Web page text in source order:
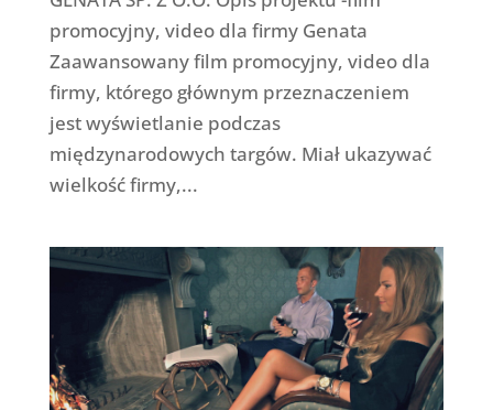
promocyjny, video dla firmy Genata
Zaawansowany film promocyjny, video dla
firmy, którego głównym przeznaczeniem
jest wyświetlanie podczas
międzynarodowych targów. Miał ukazywać
wielkość firmy,...